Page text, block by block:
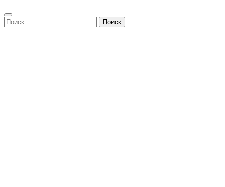
Найти: